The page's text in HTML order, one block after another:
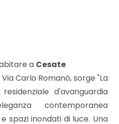
a Cesate
Via Carlo Romanò, sorge "La
d'avanguardia
contemporanea
spazi inondati di luce. Una